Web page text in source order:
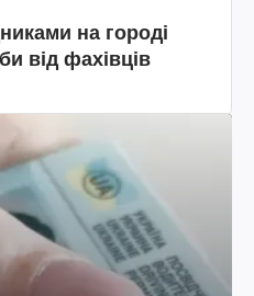
на городі
від фахівців